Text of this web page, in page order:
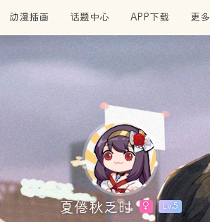
动漫插画 话题中心 APP下载 更多
夏倦秋乏时 Lv.5